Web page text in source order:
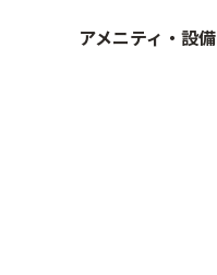
アメニティ・設備